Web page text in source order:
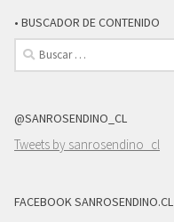
• BUSCADOR DE CONTENIDO
Buscar:
@SANROSENDINO_CL
Tweets by sanrosendino_cl
FACEBOOK SANROSENDINO.CL